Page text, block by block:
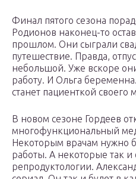
Финал пятого сезона
Родионов наконец-то
прошлом. Они сыграли
путешествие. Правда,
небольшой. Уже вскоре
работу. И Ольга
станет пациенткой своего
В новом сезоне Гордеев
многофункциональный
Некоторым врачам нужно
работы. А некоторые так и
репродуктологии.